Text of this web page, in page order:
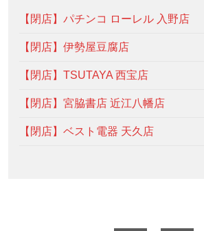
【閉店】パチンコ ローレル 入野店
【閉店】伊勢屋豆腐店
【閉店】TSUTAYA 西宝店
【閉店】宮脇書店 近江八幡店
【閉店】ベスト電器 天久店